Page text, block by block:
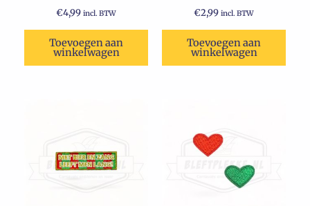
€4,99 incl. BTW
Toevoegen aan
winkelwagen
€2,99 incl. BTW
Toevoegen aan
winkelwagen